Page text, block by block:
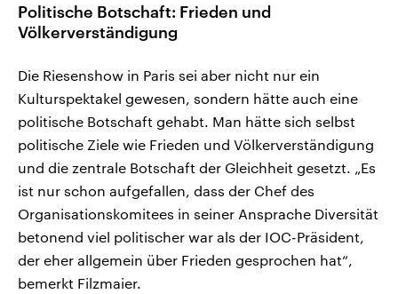
Politische Botschaft: Frieden und
Völkerverständigung
Die Riesenshow in Paris sei aber nicht nur ein
Kulturspektakel gewesen, sondern hätte auch eine
politische Botschaft gehabt. Man hätte sich selbst
politische Ziele wie Frieden und Völkerverständigung
und die zentrale Botschaft der Gleichheit gesetzt. „Es
ist nur schon aufgefallen, dass der Chef des
Organisationskomitees in seiner Ansprache Diversität
betonend viel politischer war als der IOC-Präsident,
der eher allgemein über Frieden gesprochen hat“,
bemerkt Filzmaier.